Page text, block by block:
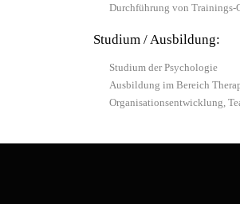
Durchführung von Trainings-
Studium / Ausbildung:
Studium der Psychologie
Ausbildung im Bereich
Organisationsentwicklung,